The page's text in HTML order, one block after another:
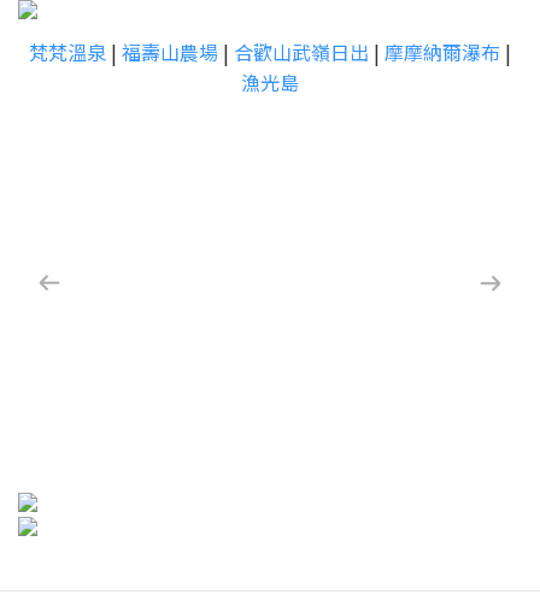
梵梵溫泉 | 福壽山農場 | 合歡山武嶺日出 | 摩摩納爾瀑布 |
漁光島